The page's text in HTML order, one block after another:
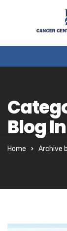
Blog
Home Archive